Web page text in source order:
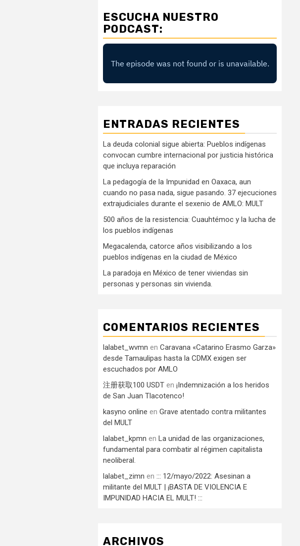
ESCUCHA NUESTRO
PODCAST:
ENTRADAS RECIENTES
La deuda colonial sigue abierta: Pueblos indígenas
convocan cumbre internacional por justicia histórica
que incluya reparación
La pedagogía de la Impunidad en Oaxaca, aun
cuando no pasa nada, sigue pasando. 37 ejecuciones
extrajudiciales durante el sexenio de AMLO: MULT
500 años de la resistencia: Cuauhtémoc y la lucha de
los pueblos indígenas
Megacalenda, catorce años visibilizando a los
pueblos indígenas en la ciudad de México
La paradoja en México de tener viviendas sin
personas y personas sin vivienda.
COMENTARIOS RECIENTES
lalabet_wvmn en Caravana «Catarino Erasmo Garza»
desde Tamaulipas hasta la CDMX exigen ser
escuchados por AMLO
注册获取100 USDT en ¡Indemnización a los heridos
de San Juan Tlacotenco!
kasyno online en Grave atentado contra militantes
del MULT
lalabet_kpmn en La unidad de las organizaciones,
fundamental para combatir al régimen capitalista
neoliberal.
lalabet_zimn en ::: 12/mayo/2022: Asesinan a
militante del MULT | ¡BASTA DE VIOLENCIA E
IMPUNIDAD HACIA EL MULT! :::
ARCHIVOS